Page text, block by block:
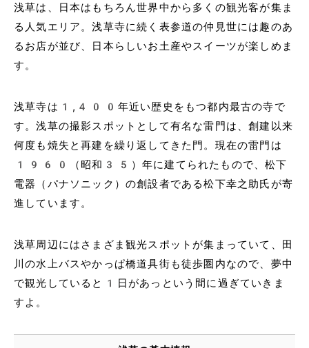
浅草は、日本はもちろん世界中から多くの観光客が集ま
る人気エリア。浅草寺に続く表参道の仲見世には趣のあ
るお店が並び、日本らしいお土産やスイーツが楽しめま
す。
浅草寺は1,400年近い歴史をもつ都内最古の寺で
す。浅草の撮影スポットとして有名な雷門は、創建以来
何度も焼失と再建を繰り返してきた門。現在の雷門は
1960（昭和35）年に建てられたもので、松下
電器（パナソニック）の創設者である松下幸之助氏が寄
進しています。
浅草周辺にはさまざま観光スポットが集まっていて、田
川の水上バスやかっぱ橋道具街も徒歩圏内なので、夢中
で観光していると1日があっという間に過ぎていきま
すよ。